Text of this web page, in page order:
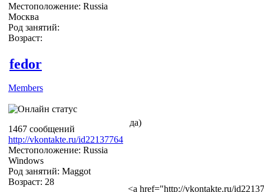
Местоположение: Russia
Москва
Род занятий:
Возраст:
fedor
Members
1467 сообщений
http://vkontakte.ru/id22137764
Местоположение: Russia
Windows
Род занятий: Maggot
Возраст: 28
да)
<a href="http://vkontakte.ru/